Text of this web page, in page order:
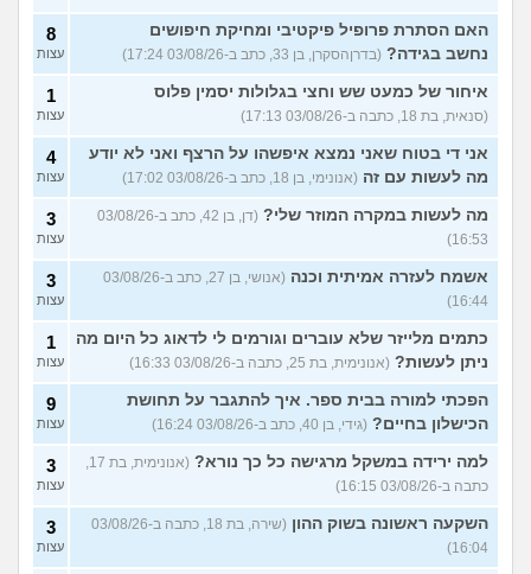
האם הסתרת פרופיל פיקטיבי ומחיקת חיפושים
נחשב בגידה? (בדרןהסקרן, בן 33, כתב ב-03/08/26 17:24)
8
עצות
איחור של כמעט שש וחצי בגלולות יסמין פלוס
(סנאית, בת 18, כתבה ב-03/08/26 17:13)
1
עצות
אני די בטוח שאני נמצא איפשהו על הרצף ואני לא יודע
מה לעשות עם זה (אנונימי, בן 18, כתב ב-03/08/26 17:02)
4
עצות
מה לעשות במקרה המוזר שלי?
(דן, בן 42, כתב ב-03/08/26
16:53)
3
עצות
אשמח לעזרה אמיתית וכנה
(אנושי, בן 27, כתב ב-03/08/26
16:44)
3
עצות
כתמים מלייזר שלא עוברים וגורמים לי לדאוג כל היום מה
ניתן לעשות? (אנונימית, בת 25, כתבה ב-03/08/26 16:33)
1
עצות
הפכתי למורה בבית ספר. איך להתגבר על תחושת
הכישלון בחיים? (גידי, בן 40, כתב ב-03/08/26 16:24)
9
עצות
למה ירידה במשקל מרגישה כל כך נורא?
(אנונימית, בת 17,
כתבה ב-03/08/26 16:15)
3
עצות
השקעה ראשונה בשוק ההון
(שירה, בת 18, כתבה ב-03/08/26
16:04)
3
עצות